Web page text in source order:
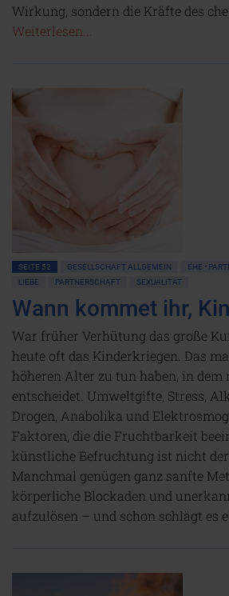
Wirkung, sondern die Kräfte des
Weiterlesen...
SEITE 52 GESELLSCHAFT ALLGEMEIN EHE •
LIEBE
PARTNERSCHAFT SEXUALITÄT
Wann kommet ihr,
War früher Verhütung das große
heute oft das Kinderkriegen. Das
höheren Alter zu tun haben, in
entscheidet. Umweltgifte, Stress,
Drogen, Anabolika und
Faktoren, die die Fruchtbarkeit
künstliche Befruchtung ist nicht der
Manchmal genügen ganz sanfte
körperliche Blockaden und
aufzulösen – und schon schlägt es